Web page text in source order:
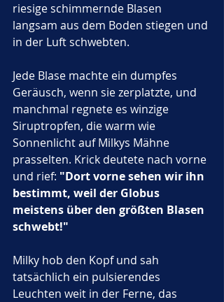
riesige schimmernde Blasen
langsam aus dem Boden stiegen und
in der Luft schwebten.
Jede Blase machte ein dumpfes
Geräusch, wenn sie zerplatzte, und
manchmal regnete es winzige
Siruptropfen, die warm wie
Sonnenlicht auf Milkys Mähne
prasselten. Krick deutete nach vorne
und rief: "Dort vorne sehen wir ihn
bestimmt, weil der Globus
meistens über den größten Blasen
schwebt!"
Milky hob den Kopf und sah
tatsächlich ein pulsierendes
Leuchten weit in der Ferne, das